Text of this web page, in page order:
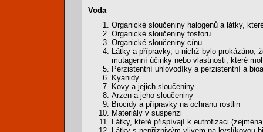
Voda
Organické sloučeniny halogenů a látky,
Organické sloučeniny fosforu
Organické sloučeniny cínu
Látky a přípravky, u nichž bylo prokázáno,
mutagenní účinky nebo vlastnosti, které
Perzistentní uhlovodíky a perzistentní a
Kyanidy
Kovy a jejich sloučeniny
Arzen a jeho sloučeniny
Biocidy a přípravky na ochranu rostlin
Materiály v suspenzi
Látky, které přispívají k eutrofizaci